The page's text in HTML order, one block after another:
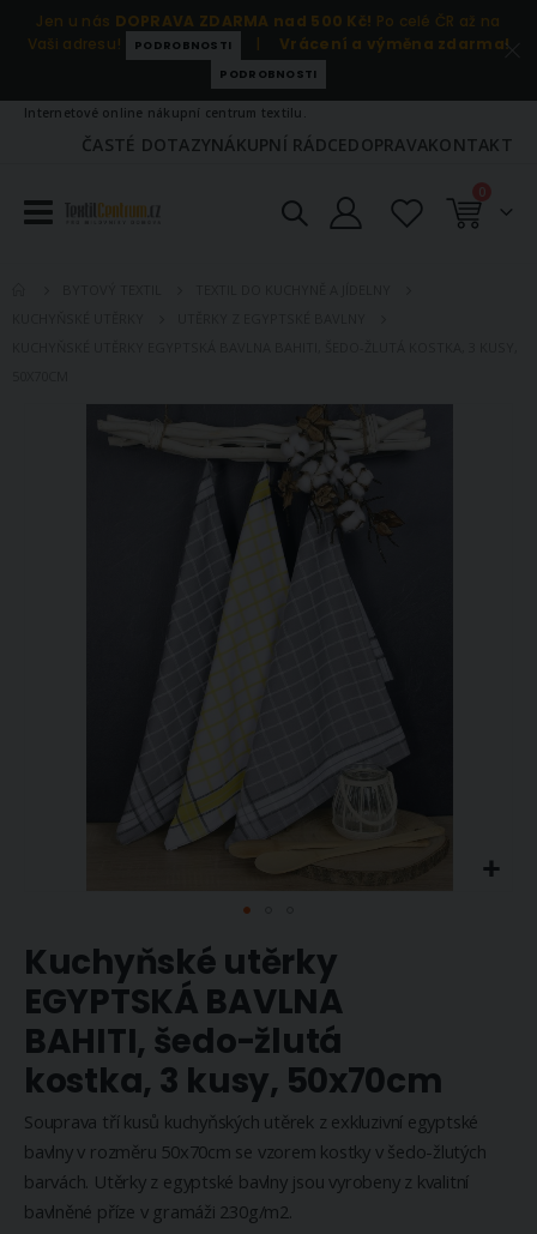
Jen u nás DOPRAVA ZDARMA nad 500 Kč! Po celé ČR až na
Vaši adresu!
PODROBNOSTI | Vrácení a výměna zdarma!
PODROBNOSTI
Internetové online nákupní centrum textilu.
ČASTÉ DOTAZYNÁKUPNÍ RÁDCEDOPRAVAKONTAKT
Košík
0položky
na
začátek
galerie
s
obrázky
Kuchyňské utěrky
EGYPTSKÁ BAVLNA
BAHITI, šedo-žlutá
kostka, 3 kusy, 50x70cm
Souprava tří kusů kuchyňských utěrek z exkluzivní egyptské
bavlny v rozměru 50x70cm se vzorem kostky v šedo-žlutých
barvách. Utěrky z egyptské bavlny jsou vyrobeny z kvalitní
bavlněné příze v gramáži 230g/m2.